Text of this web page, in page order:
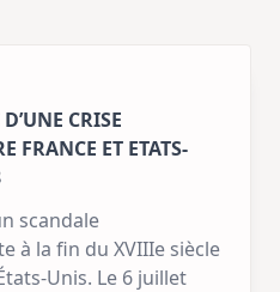
CRISE
FRANCE ET ETATS-
scandale
à la fin du XVIIIe siècle
Unis. Le 6 juillet